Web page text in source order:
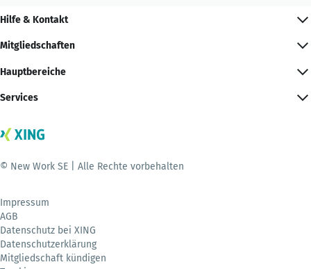
Hilfe & Kontakt
Mitgliedschaften
Hauptbereiche
Services
© New Work SE | Alle Rechte vorbehalten
Impressum
AGB
Datenschutz bei XING
Datenschutzerklärung
Mitgliedschaft kündigen